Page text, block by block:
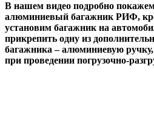
В нашем видео подробно
алюминиевый багажник РИФ,
установим багажник на
прикрепить одну из
багажника – алюминиевую ручку,
при проведении погрузочно-